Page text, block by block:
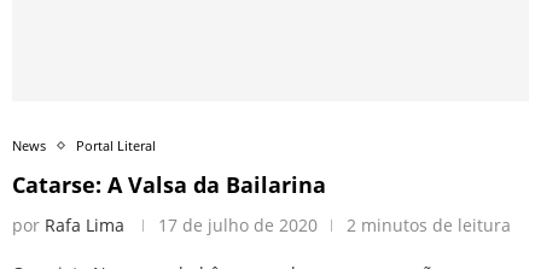
News Portal Literal
Catarse: A Valsa da Bailarina
por Rafa Lima 17 de julho de 2020 2 minutos de leitura